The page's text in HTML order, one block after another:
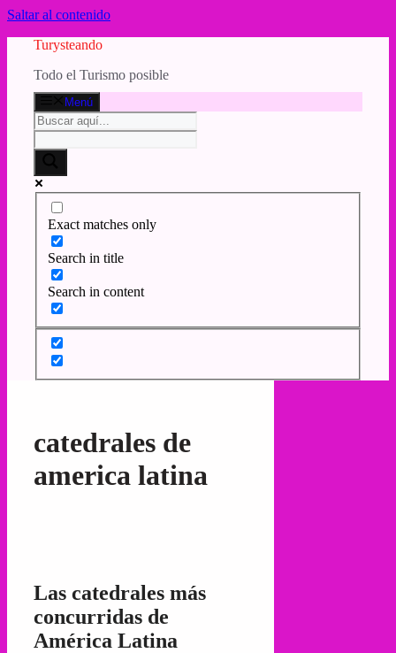
Saltar al contenido
Turysteando
Todo el Turismo posible
Menú
Exact matches only
Search in title
Search in content
catedrales de
america latina
Las catedrales más
concurridas de
América Latina